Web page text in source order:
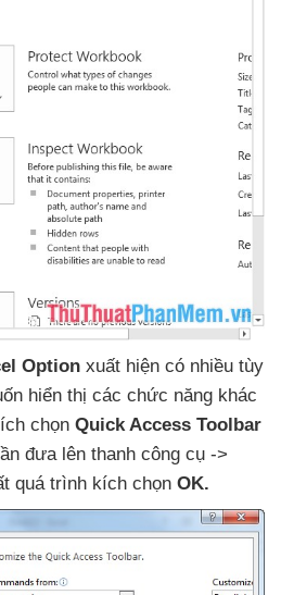
Option xuất hiện có nhiều tùy
hiển thị các chức năng khác
chọn Quick Access Toolbar
đưa lên thanh công cụ ->
quá trình kích chọn OK.